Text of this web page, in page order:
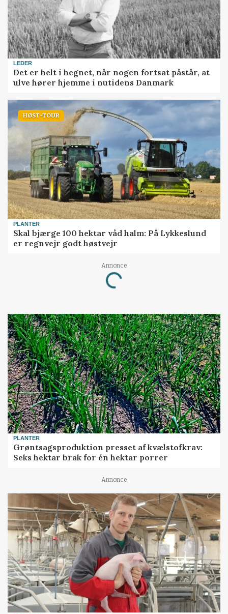
LEDER
Det er helt i hegnet, når nogen fortsat påstår, at
ulve hører hjemme i nutidens Danmark
HØST-TOUR
PLANTER
Skal bjærge 100 hektar våd halm: På Lykkeslund
er regnvejr godt høstvejr
Annonce
Loading...
PLANTER
Grøntsagsproduktion presset af kvælstofkrav:
Seks hektar brak for én hektar porrer
Annonce